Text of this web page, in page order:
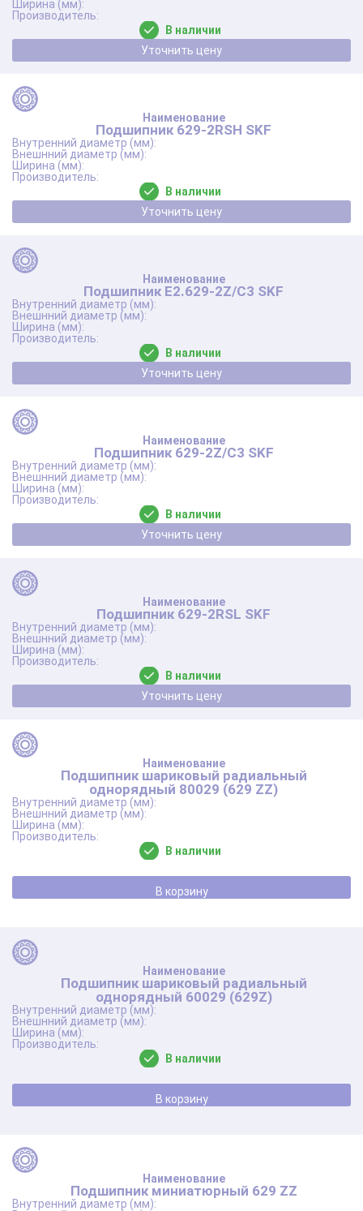
В наличии
Уточнить цену
Подшипник 629-2RSH SKF
В наличии
Уточнить цену
Подшипник E2.629-2Z/C3 SKF
В наличии
Уточнить цену
Подшипник 629-2Z/C3 SKF
В наличии
Уточнить цену
Подшипник 629-2RSL SKF
В наличии
Уточнить цену
Подшипник шариковый радиальный
однорядный 80029 (629 ZZ)
В наличии
В корзину
Подшипник шариковый радиальный
однорядный 60029 (629Z)
В наличии
В корзину
Подшипник миниатюрный 629 ZZ